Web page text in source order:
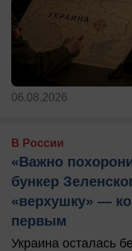
06.08.2026
В России
«Важно
бункер
«верхушку» —
первым
Украина осталась